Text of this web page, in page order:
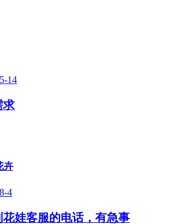
14
求
卉
4
娃客服的电话，有急事